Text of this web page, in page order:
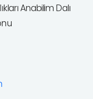
Anabilim Dalı